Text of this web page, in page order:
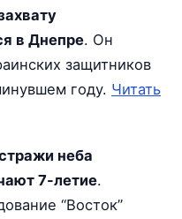
в Днепре. Он
защитников
году. Читать
неба
7-летие.
“Восток”